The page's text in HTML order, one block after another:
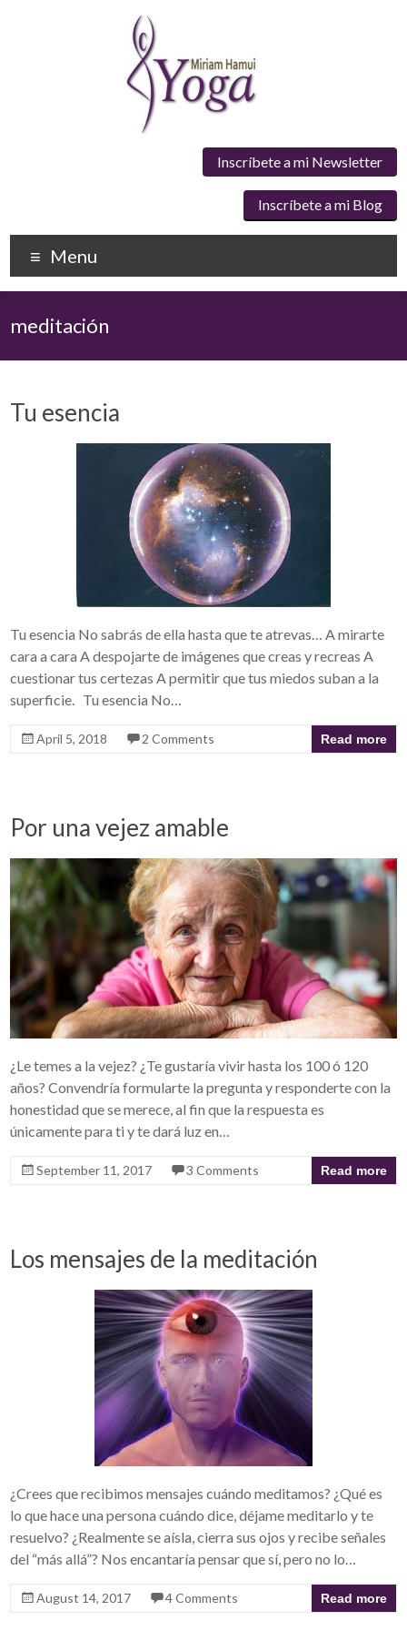
Inscríbete a mi Newsletter
Inscríbete a mi Blog
Menu
meditación
Tu esencia
Tu esencia No sabrás de ella hasta que te atrevas… A mirarte
cara a cara A despojarte de imágenes que creas y recreas A
cuestionar tus certezas A permitir que tus miedos suban a la
superficie. Tu esencia No…
April 5, 2018 2 Comments Read more
Por una vejez amable
¿Le temes a la vejez? ¿Te gustaría vivir hasta los 100 ó 120
años? Convendría formularte la pregunta y responderte con la
honestidad que se merece, al fin que la respuesta es
únicamente para ti y te dará luz en…
September 11, 2017 3 Comments Read more
Los mensajes de la meditación
¿Crees que recibimos mensajes cuándo meditamos? ¿Qué es
lo que hace una persona cuándo dice, déjame meditarlo y te
resuelvo? ¿Realmente se aísla, cierra sus ojos y recibe señales
del “más allá”? Nos encantaría pensar que sí, pero no lo…
August 14, 2017 4 Comments Read more